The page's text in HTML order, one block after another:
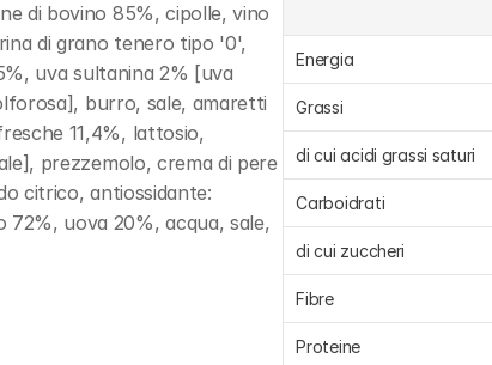
di bovino 85%, cipolle, vino
di grano tenero tipo '0',
uva sultanina 2% [uva
burro, sale, amaretti
11,4%, lattosio,
prezzemolo, crema di pere
citrico, antiossidante:
72%, uova 20%, acqua, sale,
Energia
Grassi
di cui acidi grassi saturi
Carboidrati
di cui zuccheri
Fibre
Proteine